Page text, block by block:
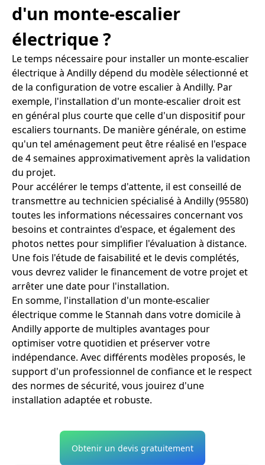
d'un monte-escalier
électrique ?
Le temps nécessaire pour installer un monte-escalier
électrique à Andilly dépend du modèle sélectionné et
de la configuration de votre escalier à Andilly. Par
exemple, l'installation d'un monte-escalier droit est
en général plus courte que celle d'un dispositif pour
escaliers tournants. De manière générale, on estime
qu'un tel aménagement peut être réalisé en l'espace
de 4 semaines approximativement après la validation
du projet.
Pour accélérer le temps d'attente, il est conseillé de
transmettre au technicien spécialisé à Andilly (95580)
toutes les informations nécessaires concernant vos
besoins et contraintes d'espace, et également des
photos nettes pour simplifier l'évaluation à distance.
Une fois l'étude de faisabilité et le devis complétés,
vous devrez valider le financement de votre projet et
arrêter une date pour l'installation.
En somme, l'installation d'un monte-escalier
électrique comme le Stannah dans votre domicile à
Andilly apporte de multiples avantages pour
optimiser votre quotidien et préserver votre
indépendance. Avec différents modèles proposés, le
support d'un professionnel de confiance et le respect
des normes de sécurité, vous jouirez d'une
installation adaptée et robuste.
Obtenir un devis gratuitement